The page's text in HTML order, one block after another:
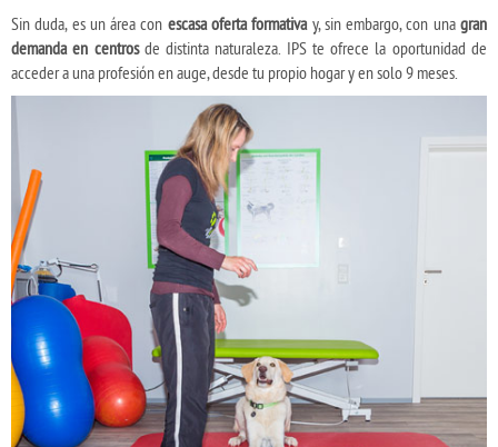
Sin duda, es un área con escasa oferta formativa y, sin embargo, con unagran
demanda en centrosde distinta naturaleza. IPS te ofrece la oportunidad de
acceder a una profesión en auge, desde tu propio hogar y en solo 9 meses.